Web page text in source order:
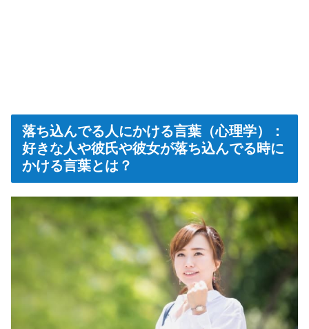
落ち込んでる人にかける言葉（心理学）：
好きな人や彼氏や彼女が落ち込んでる時に
かける言葉とは？